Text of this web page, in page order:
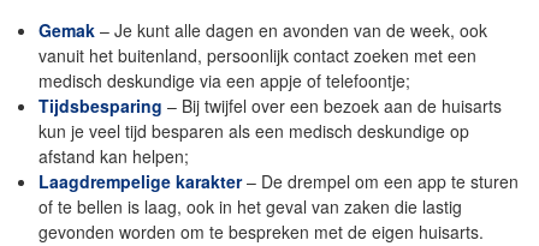
Gemak – Je kunt alle dagen en avonden van de week, ook
vanuit het buitenland, persoonlijk contact zoeken met een
medisch deskundige via een appje of telefoontje;
Tijdsbesparing – Bij twijfel over een bezoek aan de huisarts
kun je veel tijd besparen als een medisch deskundige op
afstand kan helpen;
Laagdrempelige karakter– De drempel om een app te sturen
of te bellen is laag, ook in het geval van zaken die lastig
gevonden worden om te bespreken met de eigen huisarts.